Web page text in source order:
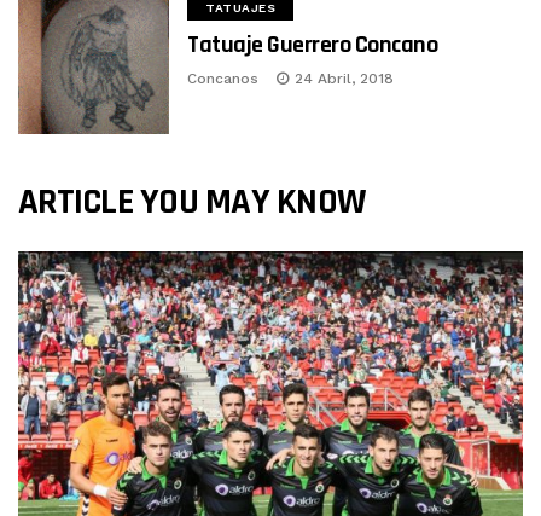
TATUAJES
Tatuaje Guerrero Concano
Concanos 24 Abril, 2018
ARTICLE YOU MAY KNOW